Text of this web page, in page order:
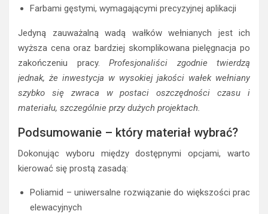
Farbami gęstymi, wymagającymi precyzyjnej aplikacji
Jedyną zauważalną wadą wałków wełnianych jest ich
wyższa cena oraz bardziej skomplikowana pielęgnacja po
zakończeniu pracy. Profesjonaliści zgodnie twierdzą
jednak, że inwestycja w wysokiej jakości wałek wełniany
szybko się zwraca w postaci oszczędności czasu i
materiału, szczególnie przy dużych projektach.
Podsumowanie – który materiał wybrać?
Dokonując wyboru między dostępnymi opcjami, warto
kierować się prostą zasadą:
Poliamid – uniwersalne rozwiązanie do większości prac
elewacyjnych